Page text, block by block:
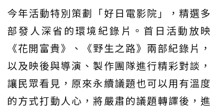
今年活動特別策劃「好日電影院」，精選多
部發人深省的環境紀錄片。首日活動放映
《花開富貴》、《野生之路》兩部紀錄片，
以及映後與導演、製作團隊進行精彩對談，
讓民眾看見，原來永續議題也可以用有溫度
的方式打動人心，將嚴肅的議題轉譯後，進